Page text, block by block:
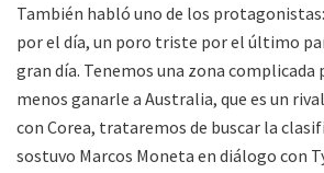
También habló uno de los
por el día, un poro triste por el último
gran día. Tenemos una zona
menos ganarle a Australia, que es un
con Corea, trataremos de buscar la
sostuvo Marcos Moneta en diálogo con